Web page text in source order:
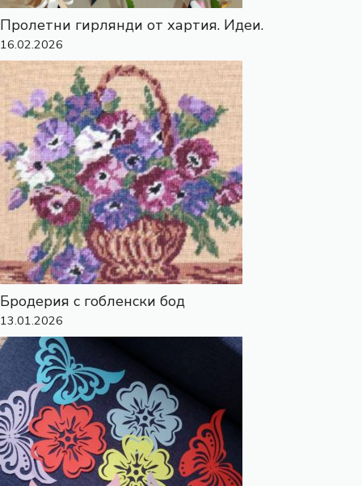
Пролетни гирлянди от хартия. Идеи.
16.02.2026
Бродерия с гобленски бод
13.01.2026